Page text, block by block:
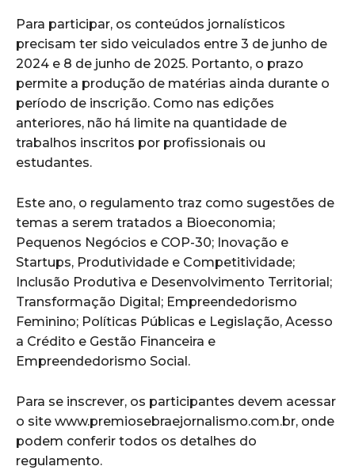
Para participar, os conteúdos jornalísticos
precisam ter sido veiculados entre 3 de junho de
2024 e 8 de junho de 2025. Portanto, o prazo
permite a produção de matérias ainda durante o
período de inscrição. Como nas edições
anteriores, não há limite na quantidade de
trabalhos inscritos por profissionais ou
estudantes.
Este ano, o regulamento traz como sugestões de
temas a serem tratados a Bioeconomia;
Pequenos Negócios e COP-30; Inovação e
Startups, Produtividade e Competitividade;
Inclusão Produtiva e Desenvolvimento Territorial;
Transformação Digital; Empreendedorismo
Feminino; Políticas Públicas e Legislação, Acesso
a Crédito e Gestão Financeira e
Empreendedorismo Social.
Para se inscrever, os participantes devem acessar
o site www.premiosebraejornalismo.com.br, onde
podem conferir todos os detalhes do
regulamento.